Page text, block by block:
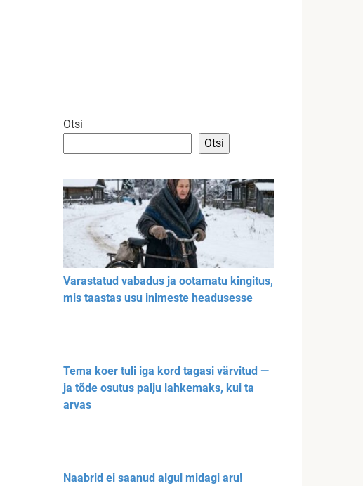
Otsi
Otsi
Varastatud vabadus ja ootamatu kingitus,
mis taastas usu inimeste headusesse
Tema koer tuli iga kord tagasi värvitud —
ja tõde osutus palju lahkemaks, kui ta
arvas
Naabrid ei saanud algul midagi aru!